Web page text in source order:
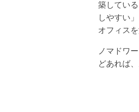
築してい
しやすい
オフィス
ノマドワ
どあれば